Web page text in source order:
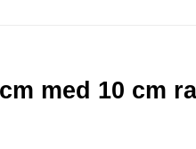
med 10 cm